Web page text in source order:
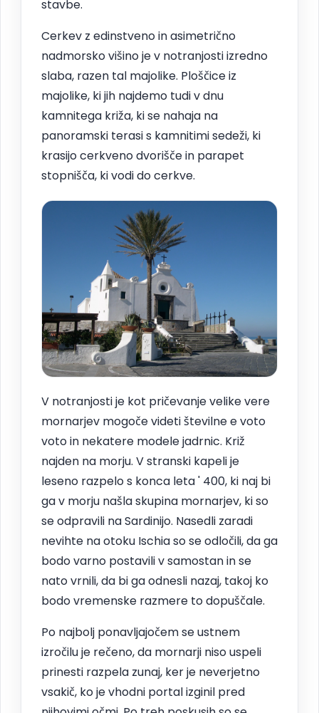
stavbe.
Cerkev z edinstveno in asimetrično
nadmorsko višino je v notranjosti izredno
slaba, razen tal majolike. Ploščice iz
majolike, ki jih najdemo tudi v dnu
kamnitega križa, ki se nahaja na
panoramski terasi s kamnitimi sedeži, ki
krasijo cerkveno dvorišče in parapet
stopnišča, ki vodi do cerkve.
V notranjosti je kot pričevanje velike vere
mornarjev mogoče videti številne e voto
voto in nekatere modele jadrnic. Križ
najden na morju. V stranski kapeli je
leseno razpelo s konca leta ' 400, ki naj bi
ga v morju našla skupina mornarjev, ki so
se odpravili na Sardinijo. Nasedli zaradi
nevihte na otoku Ischia so se odločili, da ga
bodo varno postavili v samostan in se
nato vrnili, da bi ga odnesli nazaj, takoj ko
bodo vremenske razmere to dopuščale.
Po najbolj ponavljajočem se ustnem
izročilu je rečeno, da mornarji niso uspeli
prinesti razpela zunaj, ker je neverjetno
vsakič, ko je vhodni portal izginil pred